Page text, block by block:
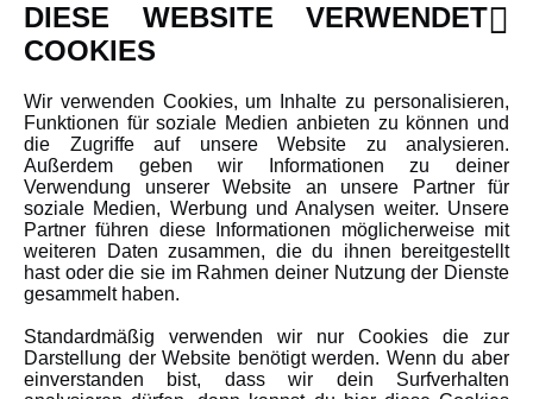
INFORMATIONEN
Newsletter
Über uns
Karriere
Amewi Kataloge
MEHR VON AMEWI
AMXRacing - Qualitäts RC-Zubehör
Amewi Construction - Nutzfahrzeuge
DIESE WEBSITE VERWENDET
COOKIES
Wir verwenden Cookies, um Inhalte zu personalisieren,
Funktionen für soziale Medien anbieten zu können und
die Zugriffe auf unsere Website zu analysieren.
Außerdem geben wir Informationen zu deiner
Verwendung unserer Website an unsere Partner für
soziale Medien, Werbung und Analysen weiter. Unsere
Partner führen diese Informationen möglicherweise mit
weiteren Daten zusammen, die du ihnen bereitgestellt
hast oder die sie im Rahmen deiner Nutzung der Dienste
gesammelt haben.
Standardmäßig verwenden wir nur Cookies die zur
Darstellung der Website benötigt werden. Wenn du aber
einverstanden bist, dass wir dein Surfverhalten